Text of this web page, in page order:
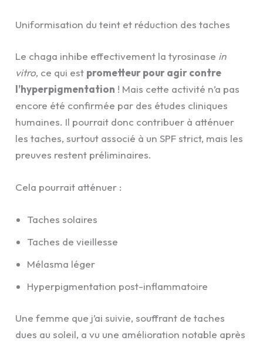
Uniformisation du teint et réduction des taches
Le chaga inhibe effectivement la tyrosinase in
vitro, ce qui est prometteur pour agir contre
l’hyperpigmentation ! Mais cette activité n’a pas
encore été confirmée par des études cliniques
humaines. Il pourrait donc contribuer à atténuer
les taches, surtout associé à un SPF strict, mais les
preuves restent préliminaires.
Cela pourrait atténuer :
Taches solaires
Taches de vieillesse
Mélasma léger
Hyperpigmentation post-inflammatoire
Une femme que j’ai suivie, souffrant de taches
dues au soleil, a vu une amélioration notable après